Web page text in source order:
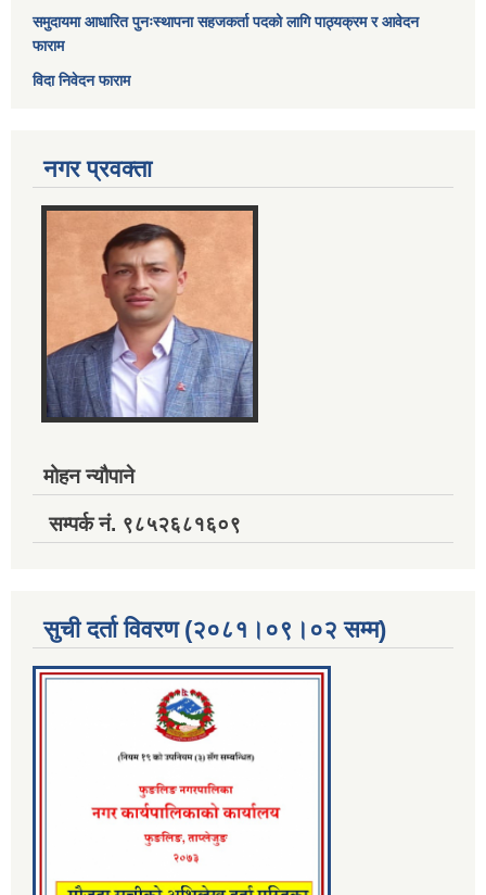
समुदायमा आधारित पुनःस्थापना सहजकर्ता पदको लागि पाठ्यक्रम र आवेदन
फाराम
विदा निवेदन फाराम
नगर प्रवक्ता
मोहन न्यौपाने
सम्पर्क नं. ९८५२६८१६०९
सुची दर्ता विवरण (२०८१।०९।०२ सम्म)